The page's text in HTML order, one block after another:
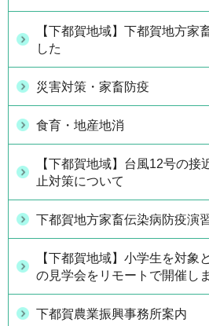
【下都賀地域】下都賀地方家
した
災害対策・家畜防疫
食育・地産地消
【下都賀地域】台風12号の接
止対策について
下都賀地方家畜伝染病防疫演
【下都賀地域】小学生を対象
の見学会をリモートで開催し
下都賀農業振興事務所案内